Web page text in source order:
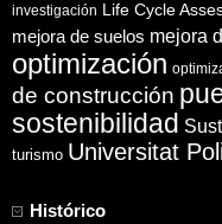
investigación Life Cycle
mejora de suelos mejora
optimización
de construcción
sostenibilidad
turismo Universitat
Histórico